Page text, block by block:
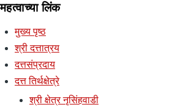
महत्वाच्या लिंक
मुख्य पृष्ठ
श्री दत्तात्रय
दत्तसंप्रदाय
दत्त तिर्थक्षेत्रे
श्री क्षेत्र नृसिंहवाडी